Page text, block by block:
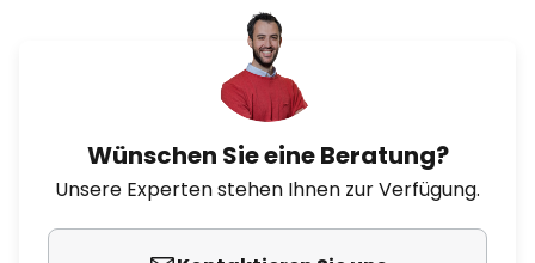
Wünschen Sie eine Beratung?
Unsere Experten stehen Ihnen zur Verfügung.